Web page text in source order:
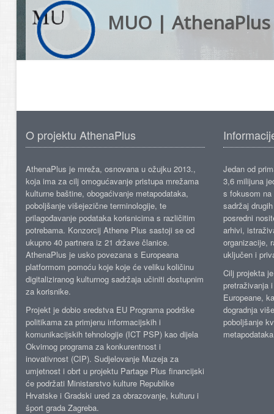
MUO | AthenaPlus
O projektu AthenaPlus
AthenaPlus je mreža, osnovana u ožujku 2013.,
koja ima za cilj omogućavanje pristupa mrežama
kulturne baštine, obogaćivanje metapodataka,
poboljšanje višejezične terminologije, te
prilagođavanje podataka korisnicima s različitim
potrebama. Konzorcij Athene Plus sastoji se od
ukupno 40 partnera iz 21 države članice.
AthenaPlus je usko povezana s Europeana
platformom pomoću koje koje će veliku količinu
digitaliziranog kulturnog sadržaja učiniti dostupnim
za korisnike.
Projekt je dobio sredstva EU Programa podrške
politikama za primjenu informacijskih i
komunikacijskih tehnologije (ICT PSP) kao dijela
Okvirnog programa za konkurentnost i
inovativnost (CIP). Sudjelovanje Muzeja za
umjetnost i obrt u projektu Partage Plus financijski
će podržati Ministarstvo kulture Republike
Hrvatske i Gradski ured za obrazovanje, kulturu i
šport grada Zagreba.
Jedan od
3,6 milijuna
s fokusom
sadržaj
posredni
arhivi,
organizacije,
uključen i
Cilj projekta
pretraživanja
Europeane,
dogradnja
poboljšanje